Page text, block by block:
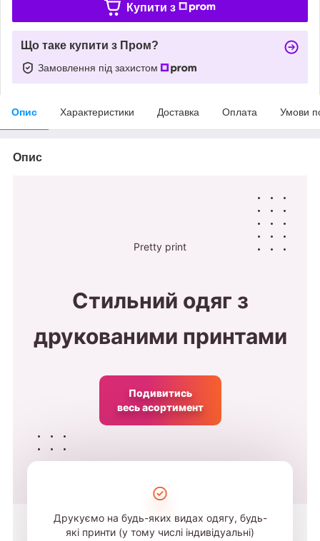
Купити з
Що таке купити з Пром?
Замовлення під захистом
Опис Характеристики Доставка Оплата Умови
Опис
Pretty print
Стильний одяг з
друкованими принтами
Подивитись
весь асортимент
Друкуємо на будь-яких видах одягу, будь-
які принти (у тому числі індивідуальні)